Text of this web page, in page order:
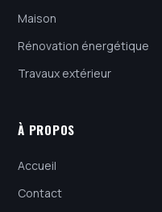
Maison
Rénovation énergétique
Travaux extérieur
À PROPOS
Accueil
Contact